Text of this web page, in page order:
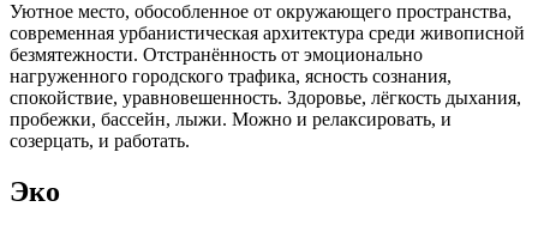
Уютное место, обособленное от окружающего пространства,
современная урбанистическая архитектура среди живописной
безмятежности. Отстранённость от эмоционально
нагруженного городского трафика, ясность сознания,
спокойствие, уравновешенность. Здоровье, лёгкость дыхания,
пробежки, бассейн, лыжи. Можно и релаксировать, и
созерцать, и работать.
Эко